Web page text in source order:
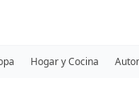
Hogar y Cocina